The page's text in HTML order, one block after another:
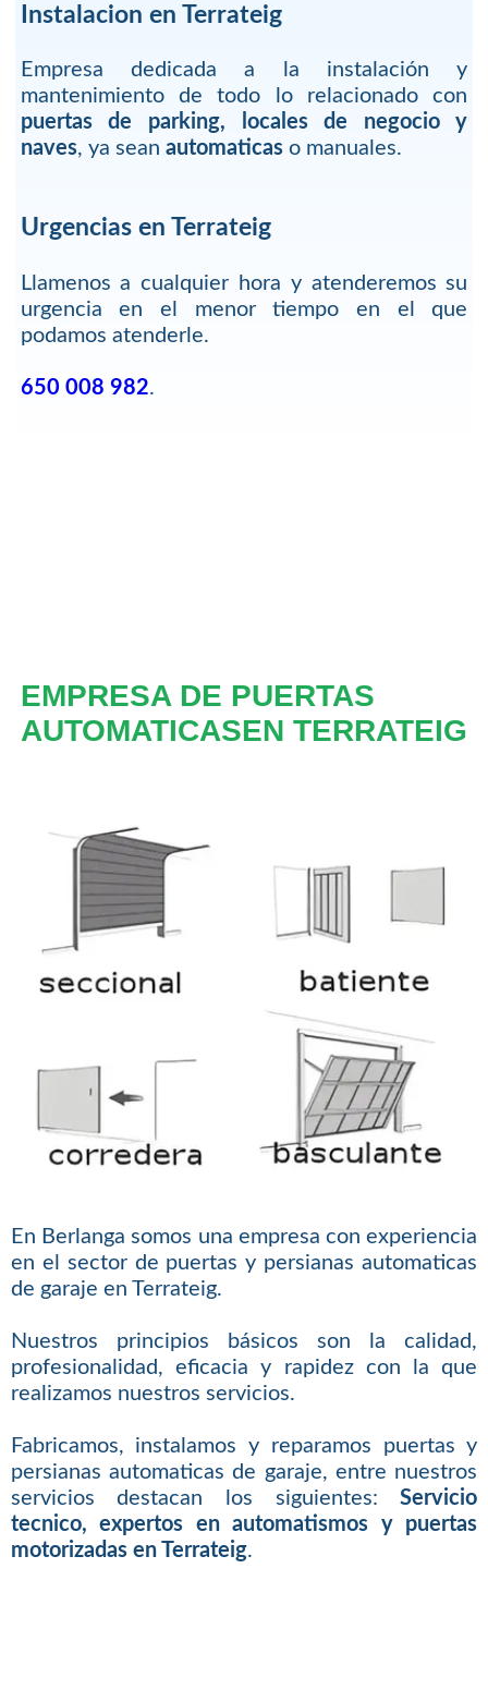
Instalacion en Terrateig
Empresa dedicada a la instalación y
mantenimiento de todo lo relacionado con
puertas de parking, locales de negocio y
naves, ya sean automaticaso manuales.
Urgencias en Terrateig
Llamenos a cualquier hora y atenderemos su
urgencia en el menor tiempo en el que
podamos atenderle.
650 008 982.
EMPRESA DE PUERTAS
AUTOMATICASEN TERRATEIG
En Berlanga somos una empresa con experiencia
en el sector de puertas y persianas automaticas
de garaje en Terrateig.
Nuestros principios básicos son la calidad,
profesionalidad, eficacia y rapidez con la que
realizamos nuestros servicios.
Fabricamos, instalamos y reparamos puertas y
persianas automaticas de garaje, entre nuestros
servicios destacan los siguientes:Servicio
tecnico, expertos en automatismos y puertas
motorizadas en Terrateig.